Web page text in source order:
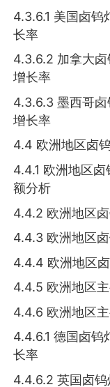
4.3.6.1 美国卤钨
长率
4.3.6.2 加拿大
增长率
4.3.6.3 墨西哥
增长率
4.4 欧洲地区卤
4.4.1 欧洲地区
额分析
4.4.2 欧洲地区
4.4.3 欧洲地区
4.4.4 欧洲地区
4.4.5 欧洲地区
4.4.6 欧洲地区
4.4.6.1 德国卤钨
长率
4.4.6.2 英国卤